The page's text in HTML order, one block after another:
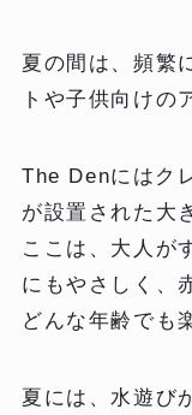
夏の間は、頻繁
トや子供向けの
The Denにはク
が設置された大
ここは、大人が
にもやさしく、
どんな年齢でも
夏には、水遊び